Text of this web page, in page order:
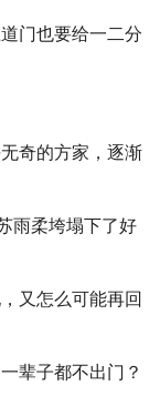
门也要给一二分
奇的方家，逐渐
雨柔垮塌下了好
又怎么可能再回
辈子都不出门？